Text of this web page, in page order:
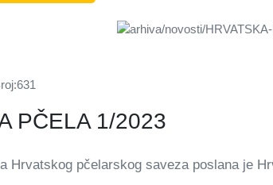
PČELA 1/2023
Hrvatskog pčelarskog saveza poslana je